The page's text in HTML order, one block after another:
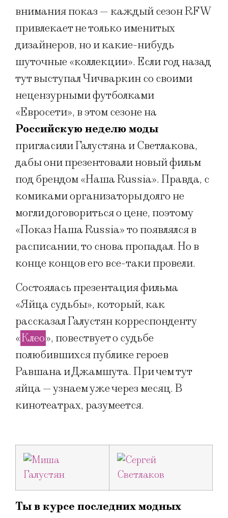
внимания показ — каждый сезон RFW
привлекает не только именитых
дизайнеров, но и какие-нибудь
шуточные «коллекции». Если год назад
тут выступал Чичваркин со своими
нецензурными футболками
«Евросети», в этом сезоне на
Российскую неделю моды
пригласили Галустяна и Светлакова,
дабы они презентовали новый фильм
под брендом «Наша Russia». Правда, с
комиками организаторы долго не
могли договориться о цене, поэтому
«Показ Наша Russia» то появлялся в
расписании, то снова пропадал. Но в
конце концов его все-таки провели.
Состоялась презентация фильма
«Яйца судьбы», который, как
рассказал Галустян корреспонденту
«Клео», повествует о судьбе
полюбившихся публике героев
Равшана и Джамшута. При чем тут
яйца — узнаем уже через месяц. В
кинотеатрах, разумеется.
Ты в курсе последних модных